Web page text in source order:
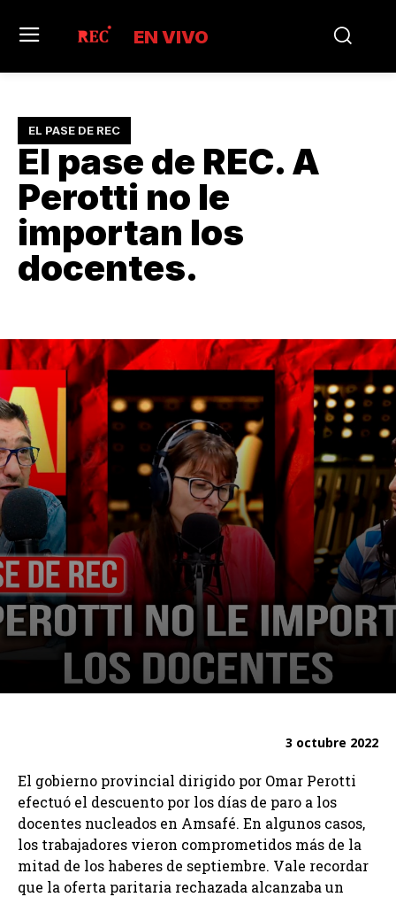
EN VIVO
EL PASE DE REC
El pase de REC. A
Perotti no le
importan los
docentes.
3 octubre 2022
El gobierno provincial dirigido por Omar Perotti
efectuó el descuento por los días de paro a los
docentes nucleados en Amsafé. En algunos casos,
los trabajadores vieron comprometidos más de la
mitad de los haberes de septiembre. Vale recordar
que la oferta paritaria rechazada alcanzaba un